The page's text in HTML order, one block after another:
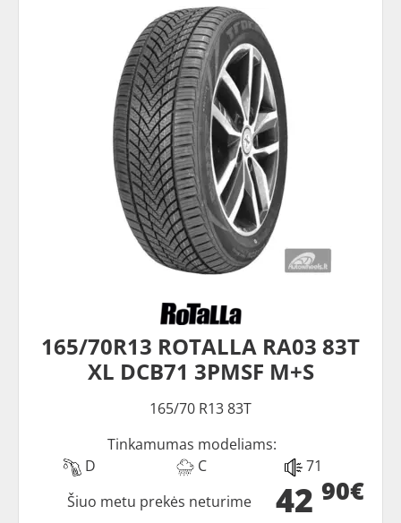
165/70R13 ROTALLA RA03 83T
XL DCB71 3PMSF M+S
165/70 R13 83T
Tinkamumas modeliams:
D
C 71
42 90€
Šiuo metu prekės neturime